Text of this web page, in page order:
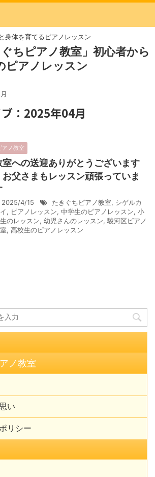
身体を育てるピアノレッスン
ちピアノ教室」初心者から
ピアノレッスン
：2025年04月
アノ教室
室への送迎ありがとうございます
お父さまもレッスン頑張っていま
2025/4/15 たきぐちピアノ教室, シゲルカ
, ピアノレッスン, 中学生のピアノレッスン, 小
のレッスン, 幼児さんのレッスン, 駿河区ピアノ
, 高校生のピアノレッスン
ノ教室
い
リシー